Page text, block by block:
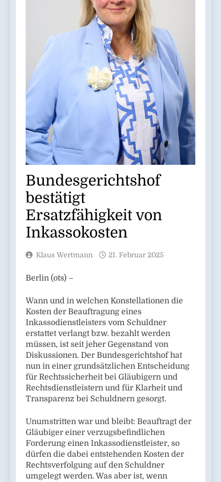
Bundesgerichtshof
bestätigt
Ersatzfähigkeit von
Inkassokosten
Klaus Wertmann 21. Februar 2025
Berlin (ots) –
Wann und in welchen Konstellationen die
Kosten der Beauftragung eines
Inkassodienstleisters vom Schuldner
erstattet verlangt bzw. bezahlt werden
müssen, ist seit jeher Gegenstand von
Diskussionen. Der Bundesgerichtshof hat
nun in einer grundsätzlichen Entscheidung
für Rechtssicherheit bei Gläubigern und
Rechtsdienstleistern und für Klarheit und
Transparenz bei Schuldnern gesorgt.
Unumstritten war und bleibt: Beauftragt der
Gläubiger einer verzugsbefindlichen
Forderung einen Inkassodienstleister, so
dürfen die dabei entstehenden Kosten der
Rechtsverfolgung auf den Schuldner
umgelegt werden. Was aber ist, wenn